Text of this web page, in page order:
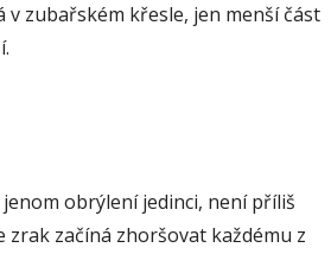
v zubařském křesle, jen menší část
obrýlení jedinci, není příliš
zrak začíná zhoršovat každému z